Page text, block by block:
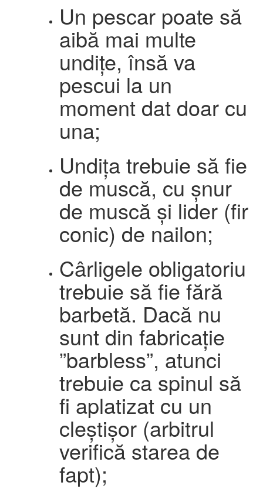
Un pescar poate să
aibă mai multe
undițe, însă va
pescui la un
moment dat doar cu
una;
Undița trebuie să fie
de muscă, cu șnur
de muscă și lider (fir
conic) de nailon;
Cârligele obligatoriu
trebuie să fie fără
barbetă. Dacă nu
sunt din fabricație
”barbless”, atunci
trebuie ca spinul să
fi aplatizat cu un
cleștișor (arbitrul
verifică starea de
fapt);